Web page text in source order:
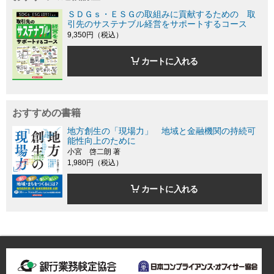
ＳＤＧｓ・ＥＳＧの取組みに貢献するための 取
引先のサステナブル経営をサポートするコース
9,350円（税込）
カートに入れる
おすすめの書籍
地方創生の「現場力」 地域と金融機関の持続可
能性向上のために
小宮 啓二朗 著
1,980円（税込）
カートに入れる